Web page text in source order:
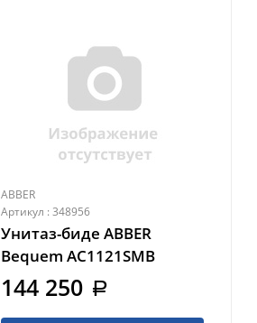
ABBER
Артикул : 348956
Унитаз-биде ABBER
Bequem AC1121SMB
подвесной черный
матовый, электронный
144 250 a